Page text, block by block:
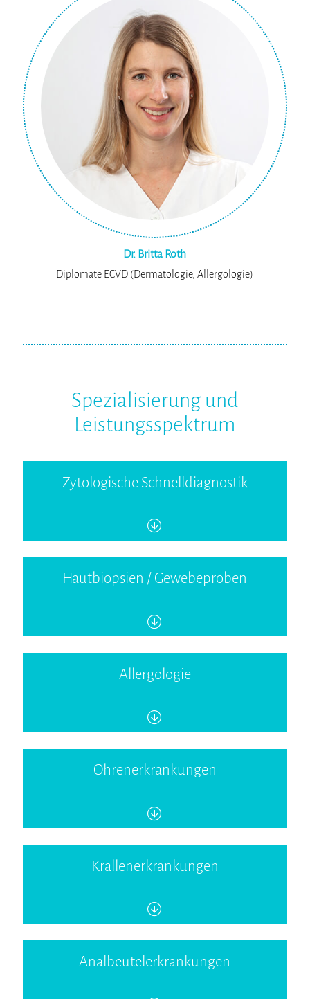
Dr. Britta Roth
Diplomate ECVD (Dermatologie, Allergologie)
Spezialisierung und
Leistungsspektrum
Zytologische Schnelldiagnostik
Hautbiopsien / Gewebeproben
Allergologie
Ohrenerkrankungen
Krallenerkrankungen
Analbeutelerkrankungen